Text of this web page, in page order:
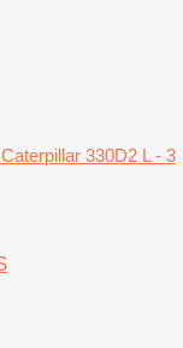
330D2 L - 3